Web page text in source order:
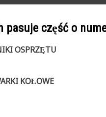
pasuje część o
OSPRZĘTU
KOŁOWE